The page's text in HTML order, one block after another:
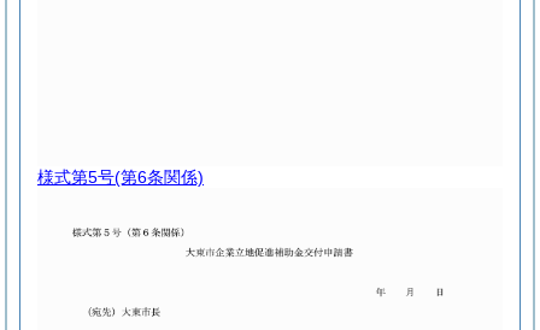
様式第5号(第6条関係)